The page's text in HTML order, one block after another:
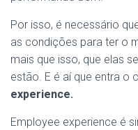
Por isso, é necessário
as condições para ter o
mais que isso, que elas
estão. E é aí que entra o
experience.
Employee experience é